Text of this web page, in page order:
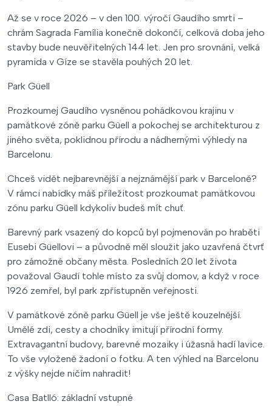
Až se v roce 2026 – v den 100. výročí Gaudího smrti –
chrám Sagrada Família konečně dokončí, celková doba jeho
stavby bude neuvěřitelných 144 let. Jen pro srovnání, velká
pyramida v Gíze se stavěla pouhých 20 let.
Park Güell
Prozkoumej Gaudího vysněnou pohádkovou krajinu v
památkové zóně parku Güell a pokochej se architekturou z
jiného světa, poklidnou přírodu a nádhernými výhledy na
Barcelonu.
Chceš vidět nejbarevnější a nejznámější park v Barceloně?
V rámci nabídky máš příležitost prozkoumat památkovou
zónu parku Güell kdykoliv budeš mít chuť.
Barevný park vsazený do kopců byl pojmenován po hraběti
Eusebi Güellovi – a původně měl sloužit jako uzavřená čtvrť
pro zámožné občany města. Posledních 20 let života
považoval Gaudí tohle místo za svůj domov, a když v roce
1926 zemřel, byl park zpřístupněn veřejnosti.
V památkové zóně parku Güell je vše ještě kouzelnější.
Umělé zdi, cesty a chodníky imitují přírodní formy.
Extravagantní budovy, barevné mozaiky i úžasná hadí lavice.
To vše vyloženě žadoní o fotku. A ten výhled na Barcelonu
z výšky nejde ničím nahradit!
Casa Batlló: základní vstupné